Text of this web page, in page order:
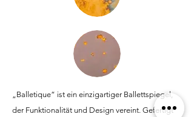
„Balletique“ ist ein einzigartiger Ballettspiegel,
der Funktionalität und Design vereint. Gefertigt